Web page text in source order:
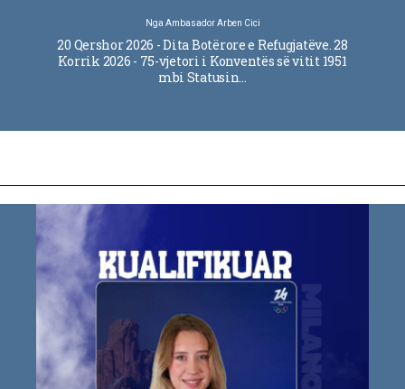
Nga Ambasador Arben Cici
20 Qershor 2026 - Dita Botërore e Refugjatëve. 28
Korrik 2026 - 75-vjetori i Konventës së vitit 1951
mbi Statusin…